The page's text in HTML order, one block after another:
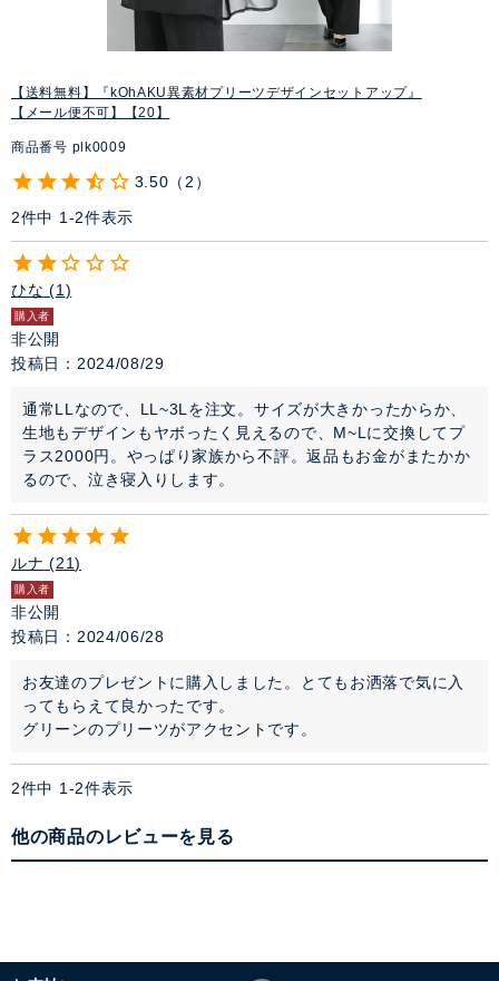
【送料無料】『kOhAKU異素材プリーツデザインセットアップ』
【メール便不可】【20】
商品番号 plk0009
3.50
2
2件中 1-2件表示
ひな 1
購入者
非公開
投稿日
2024/08/29
通常LLなので、LL~3Lを注文。サイズが大きかったからか、
生地もデザインもヤボったく見えるので、M~Lに交換してプ
ラス2000円。やっぱり家族から不評。返品もお金がまたかか
るので、泣き寝入りします。
ルナ 21
購入者
非公開
投稿日
2024/06/28
お友達のプレゼントに購入しました。とてもお洒落で気に入
ってもらえて良かったです。
グリーンのプリーツがアクセントです。
2件中 1-2件表示
他の商品のレビューを見る